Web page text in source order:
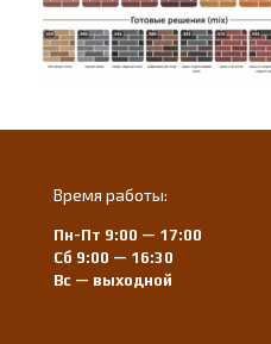
Время работы:
Пн-Пт 9:00 — 17:00
Сб 9:00 — 16:30
Вс — выходной